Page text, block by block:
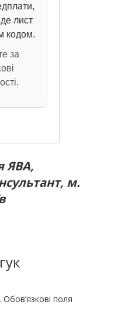
лист
кодом.
за
ЯВА,
м.
Обов’язкові поля